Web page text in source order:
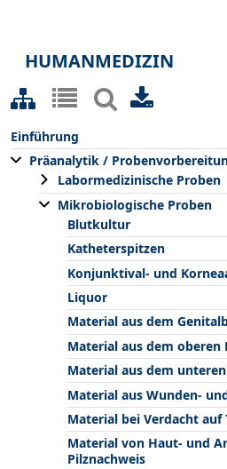
HUMANMEDIZIN
Einführung
Präanalytik /
Labormedizinische Proben
Mikrobiologische Proben
Blutkultur
Katheterspitzen
Konjunktival- und
Liquor
Material aus dem
Material aus dem
Material aus dem
Material aus Wunden-
Material bei Verdacht auf
Material von Haut- und
Pilznachweis